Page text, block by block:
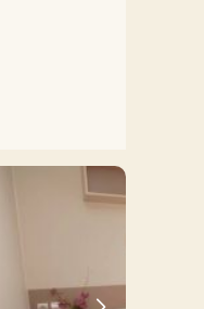
playas de
de-Riez es
explorar la
y restaurantes.